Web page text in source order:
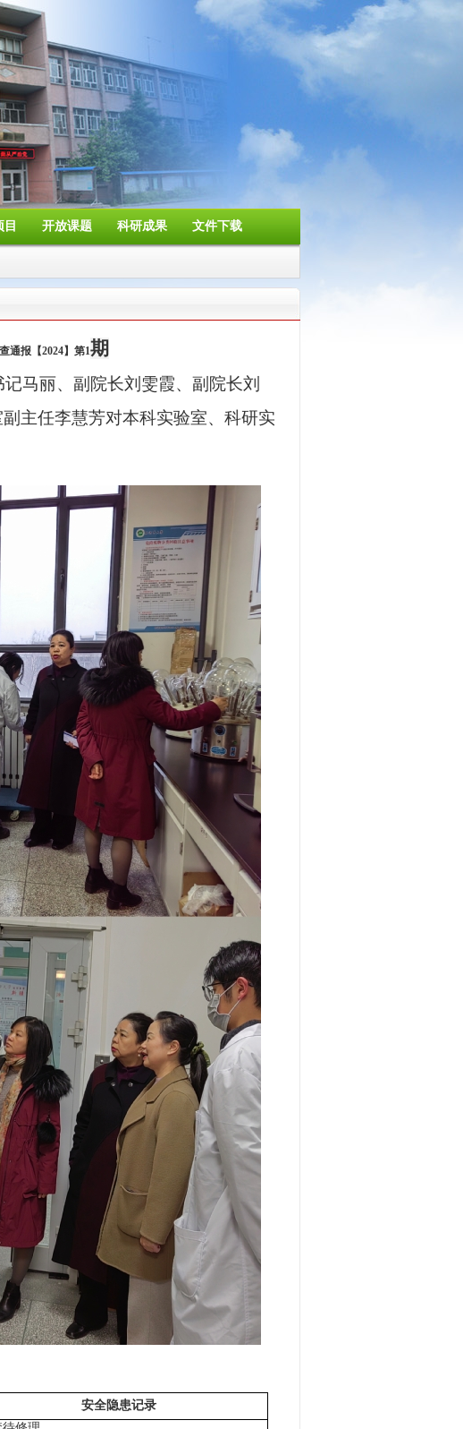
目 开放课题 科研成果 文件下载
通报【2024】第1期
记马丽、副院长刘雯霞、副院长刘
副主任李慧芳对本科实验室、 科研实
安全隐患记录